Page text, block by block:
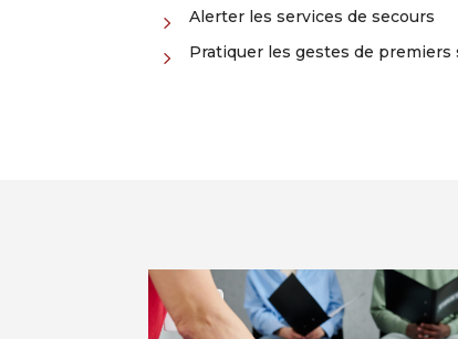
5 Alerter les services de secours
5 Pratiquer les gestes de premiers